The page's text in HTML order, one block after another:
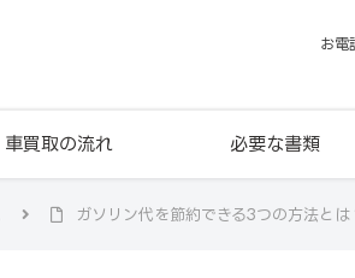
お電
車買取の流れ 必要な書類
ガソリン代を節約できる3つの方法とは